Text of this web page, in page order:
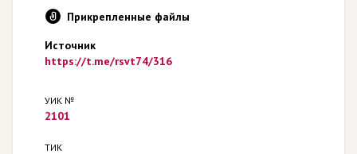
Прикрепленные файлы
Источник
https://t.me/rsvt74/316
УИК №
2101
ТИК